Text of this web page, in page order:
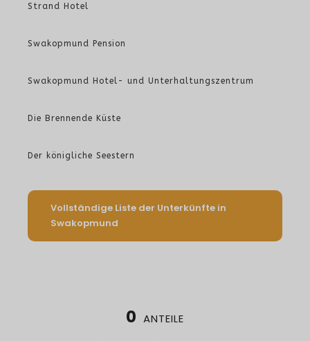
Strand Hotel
Swakopmund Pension
Swakopmund Hotel- und Unterhaltungszentrum
Die Brennende Küste
Der königliche Seestern
Vollständige Liste der Unterkünfte in
Swakopmund
0 ANTEILE